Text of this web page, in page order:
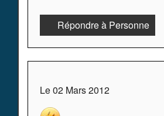
Répondre à Personne
Le 02 Mars 2012